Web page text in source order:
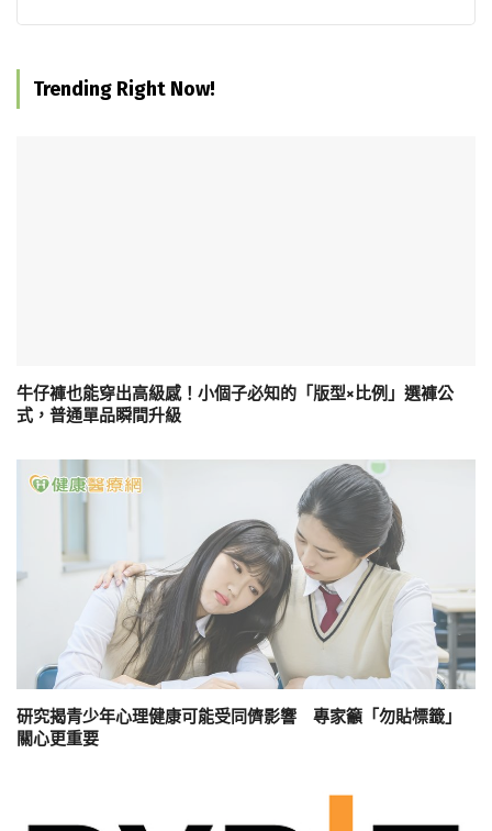
Trending Right Now!
牛仔褲也能穿出高級感！小個子必知的「版型×比例」選褲公
式，普通單品瞬間升級
研究揭青少年心理健康可能受同儕影響 專家籲「勿貼標籤」
關心更重要